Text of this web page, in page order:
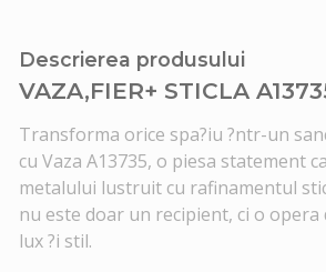
Descrierea produsului
VAZA,FIER+ STICLA
Transforma orice spa?iu ?ntr-un
cu Vaza A13735, o piesa statement
metalului lustruit cu rafinamentul
nu este doar un recipient, ci o opera
lux ?i stil.